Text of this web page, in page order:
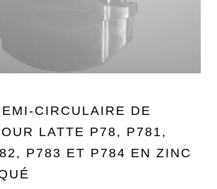
CIRCULAIRE DE
LATTE P78, P781,
P783 ET P784 EN ZINC